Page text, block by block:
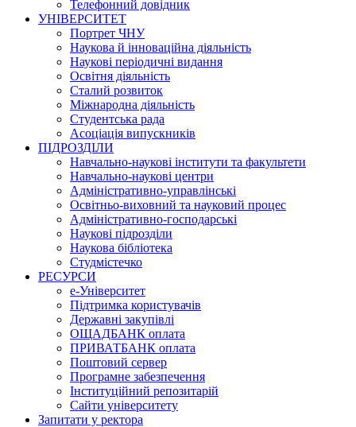
Телефонний довідник
УНІВЕРСИТЕТ
Портрет ЧНУ
Наукова й інноваційна діяльність
Наукові періодичні видання
Освітня діяльність
Сталий розвиток
Міжнародна діяльність
Студентська рада
Асоціація випускників
ПІДРОЗДІЛИ
Навчально-наукові інститути та факультети
Навчально-наукові центри
Адміністративно-управлінські
Освітньо-виховний та науковий процес
Адміністративно-господарські
Наукові підрозділи
Наукова бібліотека
Студмістечко
РЕСУРСИ
е-Університет
Підтримка користувачів
Державні закупівлі
ОЩАДБАНК оплата
ПРИВАТБАНК оплата
Поштовий сервер
Програмне забезпечення
Інституційний репозитарій
Сайти університету
Запитати у ректора